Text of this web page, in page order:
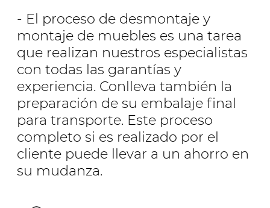
- El proceso de desmontaje y
montaje de muebles es una tarea
que realizan nuestros especialistas
con todas las garantías y
experiencia. Conlleva también la
preparación de su embalaje final
para transporte. Este proceso
completo si es realizado por el
cliente puede llevar a un ahorro en
su mudanza.